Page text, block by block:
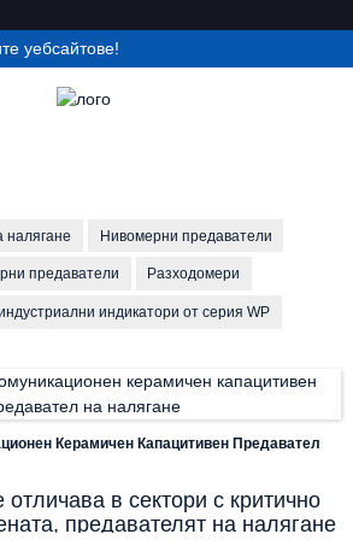
уебсайтове!
налягане Нивомерни предаватели
предаватели Разходомери
индикатори от серия WP
Керамичен Капацитивен Предавател
в сектори с критично
предавателят на налягане